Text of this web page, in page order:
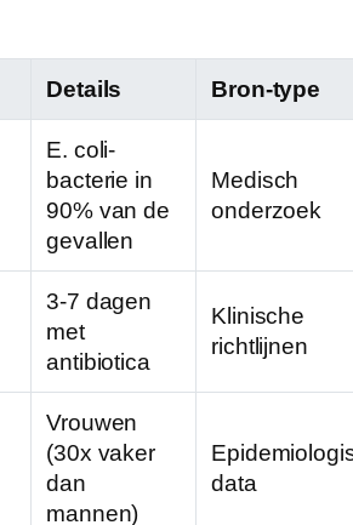
Details Bron-type
E. coli-
bacterie in
90% van de
gevallen
Medisch
onderzoek
3-7 dagen
met
antibiotica
Klinische
richtlijnen
Vrouwen
(30x vaker
dan
mannen)
data